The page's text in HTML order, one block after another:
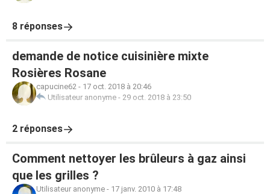
8 réponses
demande de notice cuisinière mixte
Rosières Rosane
capucine62 - 17 oct. 2018 à 20:46
Utilisateur anonyme - 29 oct. 2018 à 23:50
2 réponses
Comment nettoyer les brûleurs à gaz ainsi
que les grilles ?
Utilisateur anonyme - 17 janv. 2010 à 17:48